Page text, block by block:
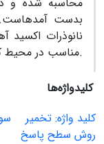
بدست
نانوذرات
مناسب در محیط کشت تخمیر و فرآیندهای زیستی می­باشند.
کلیدواژه‌ها
کلید واژه: تخمیر
روش سطح پاسخ